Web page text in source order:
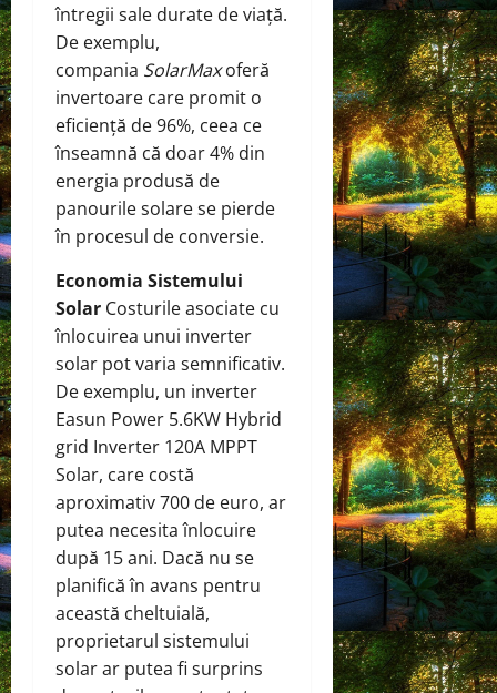
întregii sale durate de viață.
De exemplu,
compania SolarMaxoferă
invertoare care promit o
eficiență de 96%, ceea ce
înseamnă că doar 4% din
energia produsă de
panourile solare se pierde
în procesul de conversie.
Economia Sistemului
Solar Costurile asociate cu
înlocuirea unui inverter
solar pot varia semnificativ.
De exemplu, un inverter
Easun Power 5.6KW Hybrid
grid Inverter 120A MPPT
Solar, care costă
aproximativ 700 de euro, ar
putea necesita înlocuire
după 15 ani. Dacă nu se
planifică în avans pentru
această cheltuială,
proprietarul sistemului
solar ar putea fi surprins